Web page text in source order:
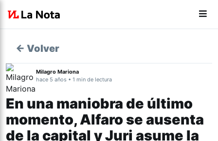
← Volver
Milagro Mariona
hace 5 años • 1 min de lectura
En una maniobra de último
momento, Alfaro se ausenta
de la capital y Juri asume la